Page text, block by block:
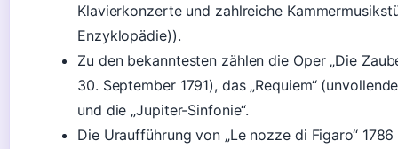
Klavierkonzerte und zahlreiche
Enzyklopädie)).
Zu den bekanntesten zählen die Oper „Die
30. September 1791), das „Requiem“
und die „Jupiter-Sinfonie“.
Die Uraufführung von „Le nozze di Figaro“